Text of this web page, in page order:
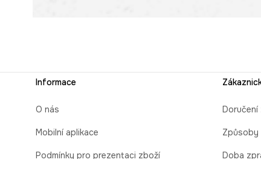
Informace
O nás
Mobilní aplikace
Podmínky pro prezentaci zboží
Doručení
Doba